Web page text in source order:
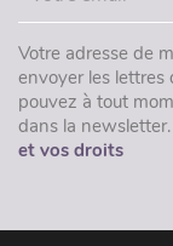
Votre adresse de
envoyer les lettres
pouvez à tout
dans la newsletter.
et vos droits